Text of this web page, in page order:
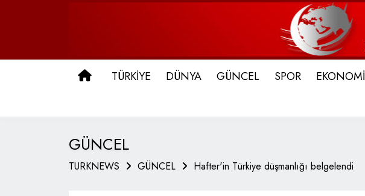
ANA SAYFA
TÜRKİYE DÜNYA GÜNCEL SPOR EKONOMİ
GÜNCEL
TURKNEWS GÜNCEL Hafter'in Türkiye düşmanlığı belgelendi